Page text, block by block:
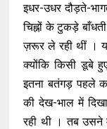
इधर-उधर दौड़ते-
चिह्नों के टुकड़े
ज़रूर ले रही थीं ।
क्योंकि किसी डूबे
इतना बतंगड़ पहले
की देख-भाल में
रही थी । तब उसने